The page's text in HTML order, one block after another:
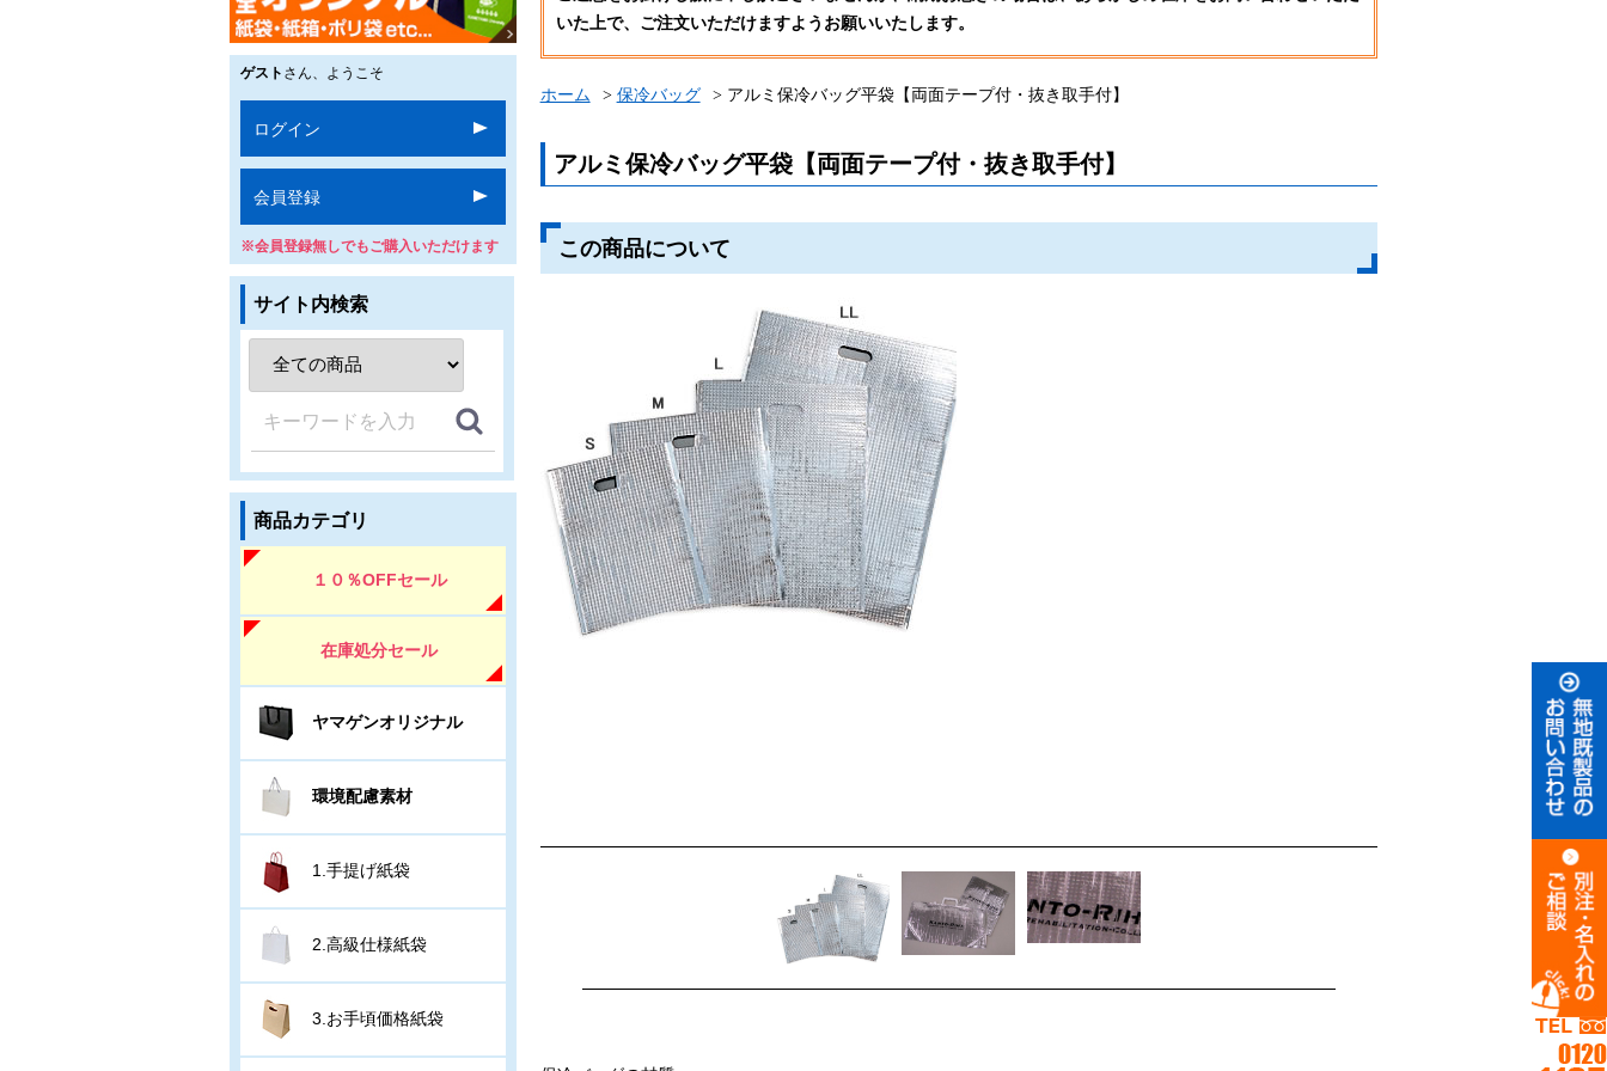
いた上で、ご注文いただけますようお願いいたします。
ホーム 保冷バッグ アルミ保冷バッグ平袋【両面テープ付・抜き取手付】
アルミ保冷バッグ平袋【両面テープ付・抜き取手付】
この商品について
ゲスト さん、ようこそ
ログイン
会員登録
※会員登録無しでもご購入いただけます
サイト内検索
商品カテゴリ
１０％OFFセール
在庫処分セール
ヤマゲンオリジナル
環境配慮素材
1.手提げ紙袋
2.高級仕様紙袋
3.お手頃価格紙袋